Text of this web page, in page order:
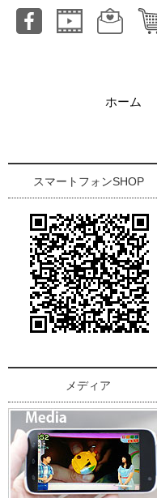
ホーム
スマートフォンSHOP
メディア